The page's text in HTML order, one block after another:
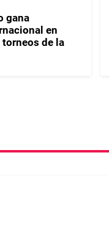
gana
en
torneos de la